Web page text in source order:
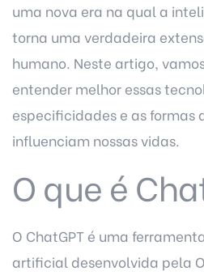
uma nova era na qual a
torna uma verdadeira
humano. Neste artigo,
entender melhor essas
especificidades e as formas
influenciam nossas vidas.
O que é
O ChatGPT é uma
artificial desenvolvida pela